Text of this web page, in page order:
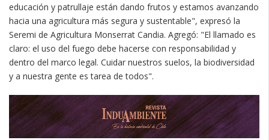
educación y patrullaje están dando frutos y estamos avanzando
hacia una agricultura más segura y sustentable", expresó la
Seremi de Agricultura Monserrat Candia. Agregó: "El llamado es
claro: el uso del fuego debe hacerse con responsabilidad y
dentro del marco legal. Cuidar nuestros suelos, la biodiversidad
y a nuestra gente es tarea de todos".